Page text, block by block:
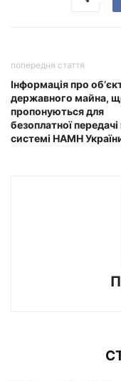
попередня стаття
Інформація про
державного майна,
пропонуються для
безоплатної передачі
системі НАМН